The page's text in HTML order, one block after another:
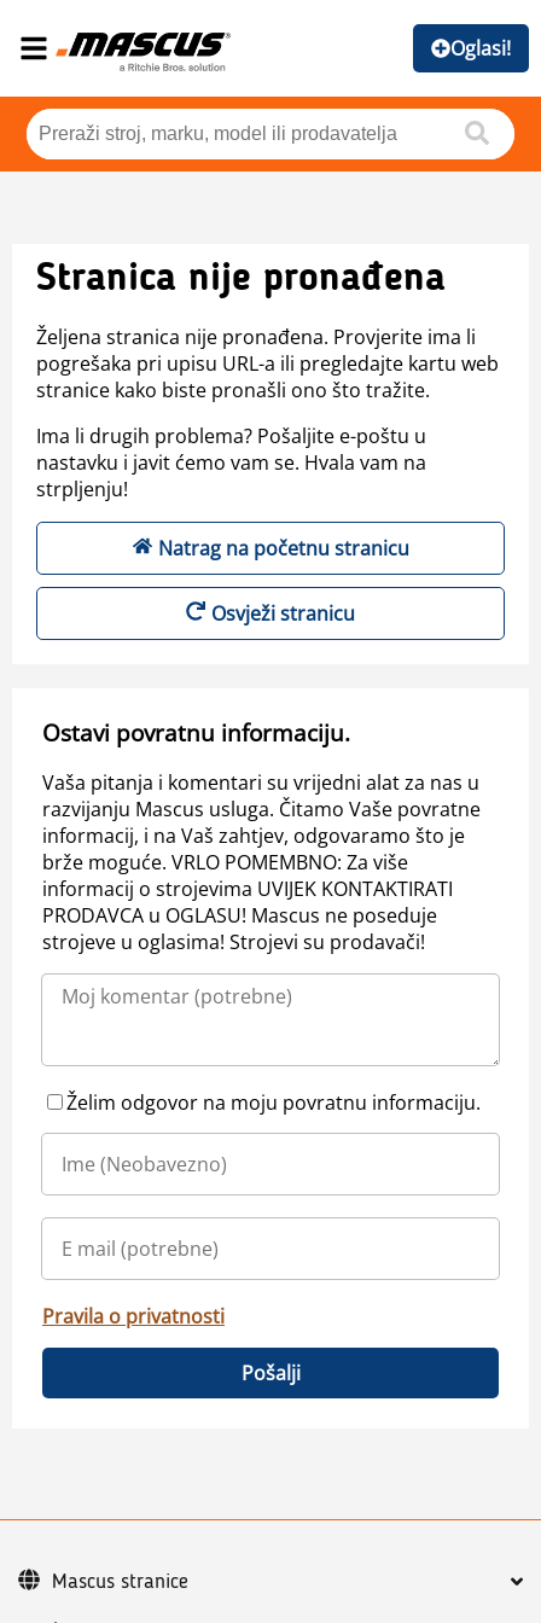
Oglasi!
Stranica nije pronađena
Željena stranica nije pronađena. Provjerite ima li
pogrešaka pri upisu URL-a ili pregledajte kartu web
stranice kako biste pronašli ono što tražite.
Ima li drugih problema? Pošaljite e-poštu u
nastavku i javit ćemo vam se. Hvala vam na
strpljenju!
Natrag na početnu stranicu
Osvježi stranicu
Ostavi povratnu informaciju.
Vaša pitanja i komentari su vrijedni alat za nas u
razvijanju Mascus usluga. Čitamo Vaše povratne
informacij, i na Vaš zahtjev, odgovaramo što je
brže moguće. VRLO POMEMBNO: Za više
informacij o strojevima UVIJEK KONTAKTIRATI
PRODAVCA u OGLASU! Mascus ne poseduje
strojeve u oglasima! Strojevi su prodavači!
Želim odgovor na moju povratnu informaciju.
Pravila o privatnosti
Pošalji
Mascus stranice